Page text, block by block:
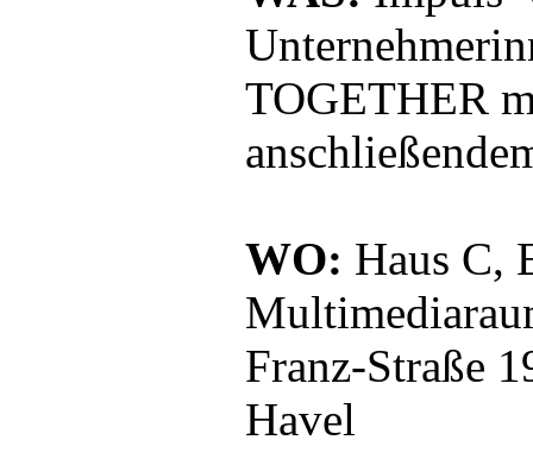
TOGETHER
WO: Haus C,
Franz-Straße
Havel